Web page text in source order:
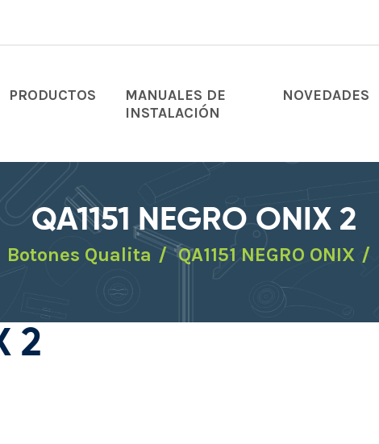
PRODUCTOS
MANUALES DE
INSTALACIÓN
NOVEDADES
QA1151 NEGRO ONIX 2
Botones Qualita QA1151 NEGRO ONIX
2